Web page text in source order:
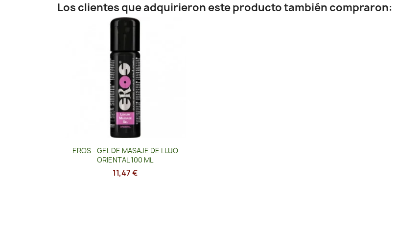
Los clientes que adquirieron este producto también compraron:
Vista rápida
EROS - GEL DE MASAJE DE LUJO
ORIENTAL 100 ML
11,47 €